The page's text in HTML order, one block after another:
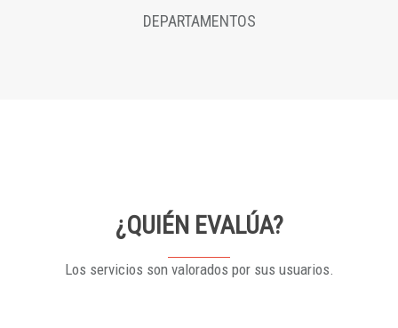
DEPARTAMENTOS
¿QUIÉN EVALÚA?
Los servicios son valorados por sus usuarios.